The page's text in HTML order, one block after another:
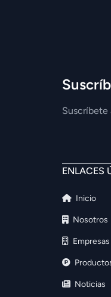
ENLACES
Inicio
Nosotros
Empresas
Noticias